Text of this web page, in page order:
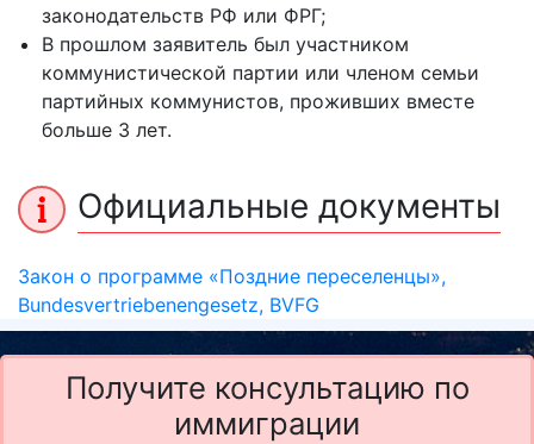
законодательств РФ или ФРГ;
В прошлом заявитель был участником
коммунистической партии или членом семьи
партийных коммунистов, проживших вместе
больше 3 лет.
Официальные документы
Закон о программе «Поздние переселенцы»,
Bundesvertriebenengesetz, BVFG
Получите консультацию по
иммиграции